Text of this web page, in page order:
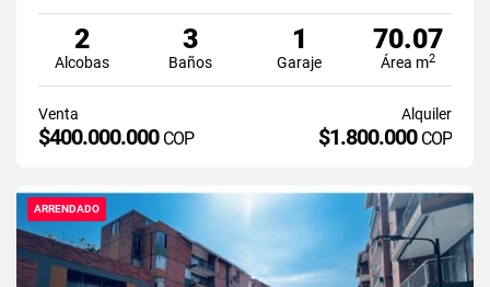
2
Alcobas
3
Baños
1
Garaje
70.07
Área m2
Venta
$400.000.000 COP
Alquiler
$1.800.000 COP
ARRENDADO